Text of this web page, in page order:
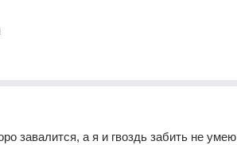
завалится, а я и гвоздь забить не умею